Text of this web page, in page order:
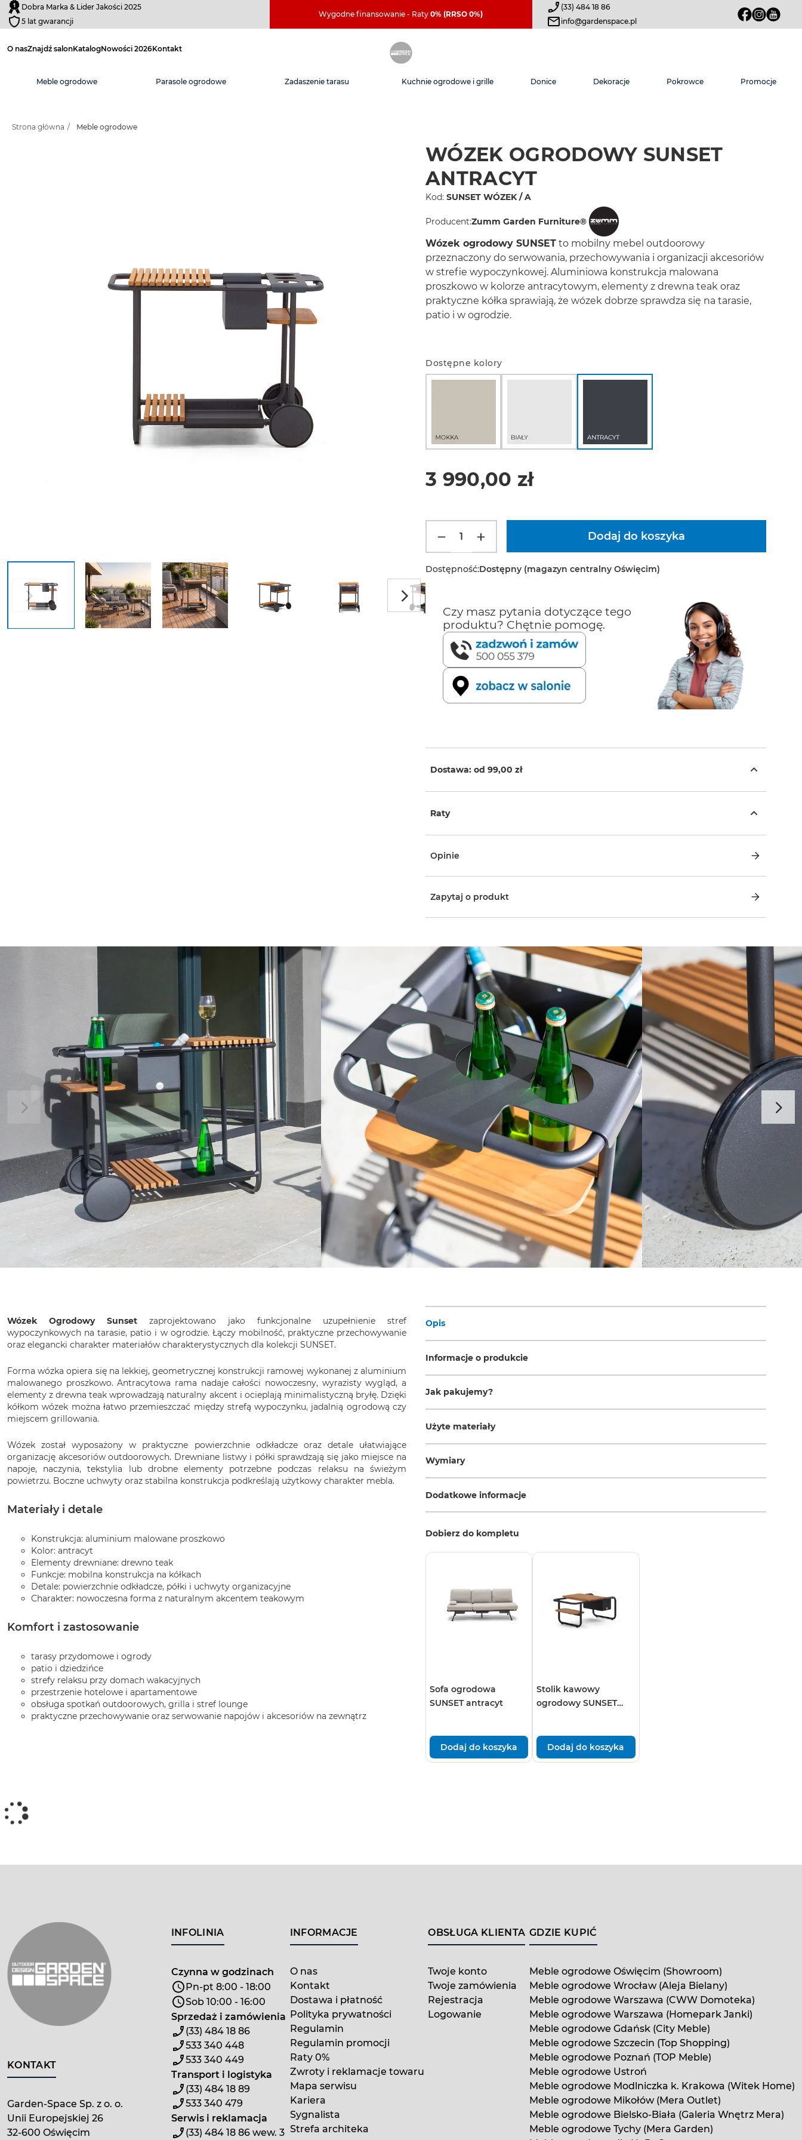
Dobra Marka & Lider Jakości 2025
5 lat gwarancji
Wygodne finansowanie - Raty0% (RRSO 0%)
(33) 484 18 86
info@gardenspace.pl
O nasZnajdź salonKatalogNowości 2026Kontakt
Meble ogrodowe Parasole ogrodowe Zadaszenie tarasu Kuchnie ogrodowe i grille Donice Dekoracje Pokrowce Promocje
Strona główna / Meble ogrodowe
WÓZEK OGRODOWY SUNSET
ANTRACYT
Kod: SUNSET WÓZEK / A
Producent:Zumm Garden Furniture®
Wózek ogrodowy SUNSET to mobilny mebel outdoorowy
przeznaczony do serwowania, przechowywania i organizacji akcesoriów
w strefie wypoczynkowej. Aluminiowa konstrukcja malowana
proszkowo w kolorze antracytowym, elementy z drewna teak oraz
praktyczne kółka sprawiają, że wózek dobrze sprawdza się na tarasie,
patio i w ogrodzie.
Dostępne kolory
3 990,00 zł
Dostępność:Dostępny (magazyn centralny Oświęcim)
Czy masz pytania dotyczące tego
produktu? Chętnie pomogę.
Dostawa: od 99,00 zł
Raty
Opinie
Zapytaj o produkt
Wózek Ogrodowy Sunset zaprojektowano jako funkcjonalne uzupełnienie stref
wypoczynkowych na tarasie, patio i w ogrodzie. Łączy mobilność, praktyczne przechowywanie
oraz elegancki charakter materiałów charakterystycznych dla kolekcji SUNSET.
Forma wózka opiera się na lekkiej, geometrycznej konstrukcji ramowej wykonanej z aluminium
malowanego proszkowo. Antracytowa rama nadaje całości nowoczesny, wyrazisty wygląd, a
elementy z drewna teak wprowadzają naturalny akcent i ocieplają minimalistyczną bryłę. Dzięki
kółkom wózek można łatwo przemieszczać między strefą wypoczynku, jadalnią ogrodową czy
miejscem grillowania.
Wózek został wyposażony w praktyczne powierzchnie odkładcze oraz detale ułatwiające
organizację akcesoriów outdoorowych. Drewniane listwy i półki sprawdzają się jako miejsce na
napoje, naczynia, tekstylia lub drobne elementy potrzebne podczas relaksu na świeżym
powietrzu. Boczne uchwyty oraz stabilna konstrukcja podkreślają użytkowy charakter mebla.
Materiały i detale
Konstrukcja: aluminium malowane proszkowo
Kolor: antracyt
Elementy drewniane: drewno teak
Funkcje: mobilna konstrukcja na kółkach
Detale: powierzchnie odkładcze, półki i uchwyty organizacyjne
Charakter: nowoczesna forma z naturalnym akcentem teakowym
Komfort i zastosowanie
tarasy przydomowe i ogrody
patio i dziedzińce
strefy relaksu przy domach wakacyjnych
przestrzenie hotelowe i apartamentowe
obsługa spotkań outdoorowych, grilla i stref lounge
praktyczne przechowywanie oraz serwowanie napojów i akcesoriów na zewnątrz
Opis
Informacje o produkcie
Jak pakujemy?
Użyte materiały
Wymiary
Dodatkowe informacje
Dobierz do kompletu
Sofa ogrodowa
SUNSET antracyt
Dodaj do koszyka
Stolik kawowy
ogrodowy SUNSET
Dodaj do koszyka
KONTAKT
Garden-Space Sp. z o. o.
Unii Europejskiej 26
32-600 Oświęcim
INFOLINIA
Czynna w godzinach
Pn-pt 8:00 - 18:00
Sob 10:00 - 16:00
Sprzedaż i zamówienia
(33) 484 18 86
533 340 448
533 340 449
Transport i logistyka
(33) 484 18 89
533 340 479
Serwis i reklamacja
(33) 484 18 86 wew. 3
INFORMACJE
O nas
Kontakt
Dostawa i płatność
Polityka prywatności
Regulamin
Regulamin promocji
Raty 0%
Zwroty i reklamacje towaru
Mapa serwisu
Kariera
Sygnalista
Strefa architeka
OBSŁUGA KLIENTA
Twoje konto
Twoje zamówienia
Rejestracja
Logowanie
GDZIE KUPIĆ
Meble ogrodowe Oświęcim (Showroom)
Meble ogrodowe Wrocław (Aleja Bielany)
Meble ogrodowe Warszawa (CWW Domoteka)
Meble ogrodowe Warszawa (Homepark Janki)
Meble ogrodowe Gdańsk (City Meble)
Meble ogrodowe Szczecin (Top Shopping)
Meble ogrodowe Poznań (TOP Meble)
Meble ogrodowe Ustroń
Meble ogrodowe Modlniczka k. Krakowa (Witek Home)
Meble ogrodowe Mikołów (Mera Outlet)
Meble ogrodowe Bielsko-Biała (Galeria Wnętrz Mera)
Meble ogrodowe Tychy (Mera Garden)